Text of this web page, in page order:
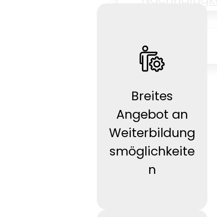
Karriere
News
Kontakt
Breites
Angebot an
Weiterbildung
smöglichkeite
n